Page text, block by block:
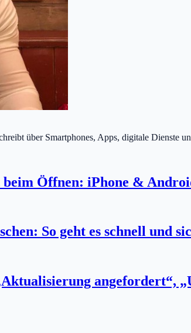
über Smartphones, Apps, digitale Dienste
Öffnen: iPhone &
So geht es schnell und
angefordert“,